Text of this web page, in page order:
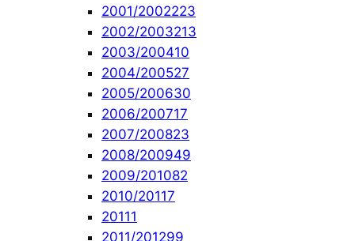
2001/2002223
2002/2003213
2003/200410
2004/200527
2005/200630
2006/200717
2007/200823
2008/200949
2009/201082
2010/20117
20111
2011/201299